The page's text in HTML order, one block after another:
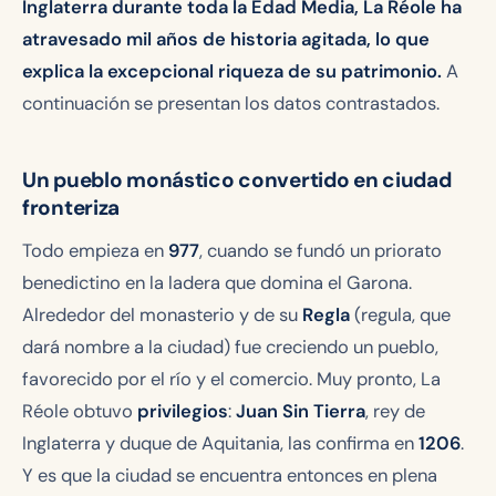
Inglaterra durante toda la Edad Media, La Réole ha
atravesado mil años de historia agitada, lo que
explica la excepcional riqueza de su patrimonio. A
continuación se presentan los datos contrastados.
Un pueblo monástico convertido en ciudad
fronteriza
Todo empieza en 977, cuando se fundó un priorato
benedictino en la ladera que domina el Garona.
Alrededor del monasterio y de su Regla(regula, que
dará nombre a la ciudad) fue creciendo un pueblo,
favorecido por el río y el comercio. Muy pronto, La
Réole obtuvo privilegios:Juan Sin Tierra, rey de
Inglaterra y duque de Aquitania, las confirma en1206.
Y es que la ciudad se encuentra entonces en plena